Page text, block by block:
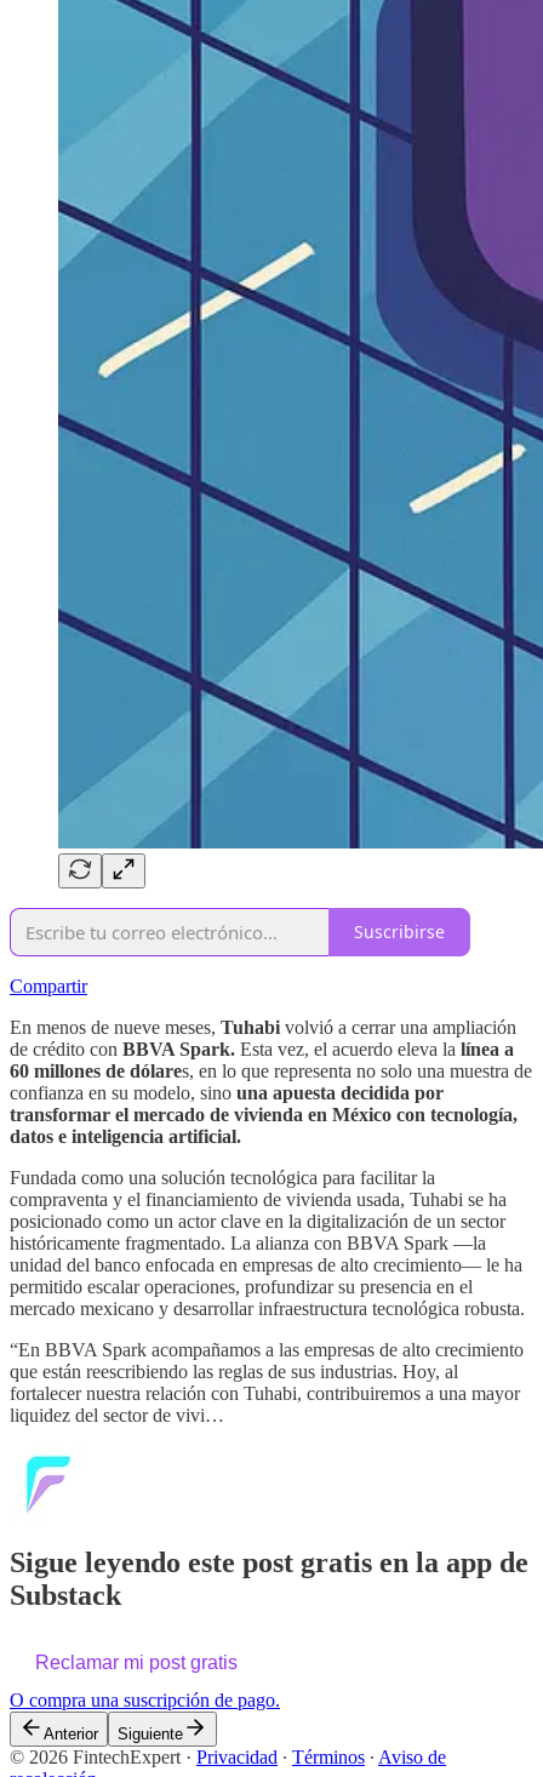
Suscribirse
Compartir
En menos de nueve meses, Tuhabi volvió a cerrar una ampliación
de crédito con BBVA Spark. Esta vez, el acuerdo eleva la línea a
60 millones de dólares, en lo que representa no solo una muestra de
confianza en su modelo, sino una apuesta decidida por
transformar el mercado de vivienda en México con tecnología,
datos e inteligencia artificial.
Fundada como una solución tecnológica para facilitar la
compraventa y el financiamiento de vivienda usada, Tuhabi se ha
posicionado como un actor clave en la digitalización de un sector
históricamente fragmentado. La alianza con BBVA Spark —la
unidad del banco enfocada en empresas de alto crecimiento— le ha
permitido escalar operaciones, profundizar su presencia en el
mercado mexicano y desarrollar infraestructura tecnológica robusta.
“En BBVA Spark acompañamos a las empresas de alto crecimiento
que están reescribiendo las reglas de sus industrias. Hoy, al
fortalecer nuestra relación con Tuhabi, contribuiremos a una mayor
liquidez del sector de vivi…
Sigue leyendo este post gratis en la app de
Substack
Reclamar mi post gratis
O compra una suscripción de pago.
Anterior Siguiente
© 2026 FintechExpert · Privacidad ∙ Términos ∙ Aviso de